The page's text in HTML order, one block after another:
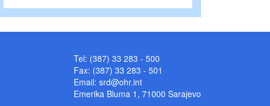
Tel: (387) 33 283 - 500
Fax: (387) 33 283 - 501
Email: srd@ohr.int
Emerika Bluma 1, 71000 Sarajevo